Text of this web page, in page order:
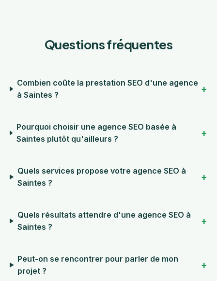
Questions fréquentes
Combien coûte la prestation SEO d'une agence
à Saintes ?
Pourquoi choisir une agence SEO basée à
Saintes plutôt qu'ailleurs ?
Quels services propose votre agence SEO à
Saintes ?
Quels résultats attendre d'une agence SEO à
Saintes ?
Peut-on se rencontrer pour parler de mon
projet ?